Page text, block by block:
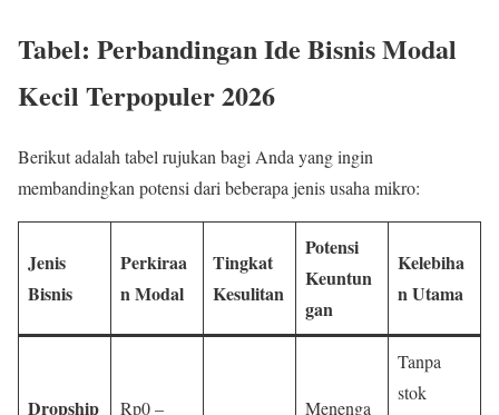
Tabel: Perbandingan Ide Bisnis Modal
Kecil Terpopuler 2026
Berikut adalah tabel rujukan bagi Anda yang ingin
membandingkan potensi dari beberapa jenis usaha mikro:
Jenis
Bisnis
Perkiraa
n Modal
Tingkat
Kesulitan
Potensi
Keuntun
gan
Kelebiha
n Utama
Dropship Rp0 – Menenga
Tanpa
stok